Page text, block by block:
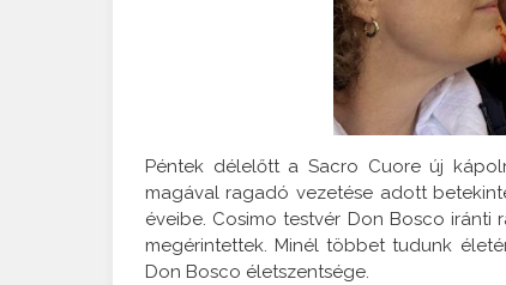
Péntek délelőtt a Sacro Cuore új
magával ragadó vezetése adott
éveibe. Cosimo testvér Don Bosco
megérintettek. Minél többet tudunk
Don Bosco életszentsége.